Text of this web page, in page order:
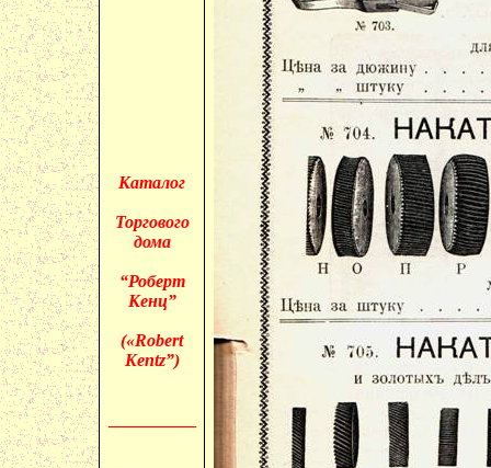
Каталог
Торгового
дома
“Роберт
Кенц”
(«Robert
Kentz”)